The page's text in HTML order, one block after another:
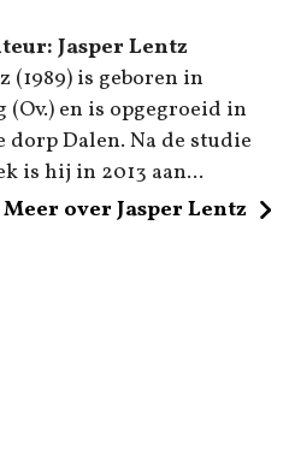
Jasper Lentz
(1989) is geboren in
(Ov.) en is opgegroeid in
dorp Dalen. Na de studie
is hij in 2013 aan...
Meer over Jasper Lentz